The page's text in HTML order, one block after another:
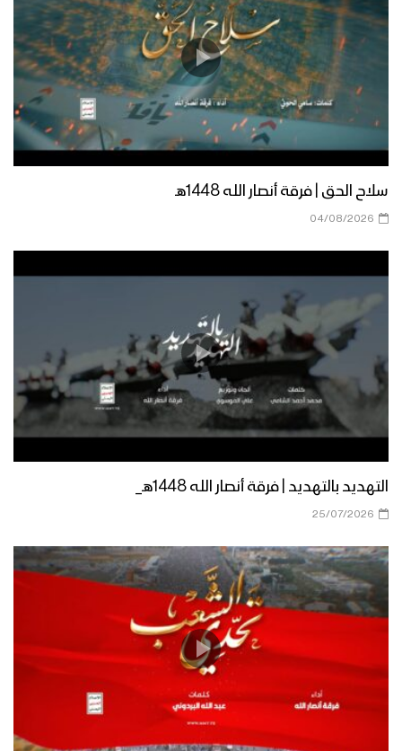
ميادين الجهاد – حلقة خاصة من جبهة جيزان
بمناسبة شهر رمضان المبارك والعام الثامن
من الصمود 1444هـ
زامل لك حياتي وموتي | عيسى الليث –
1444هـ
نجران – مقابلات مع المجاهدين المرابطين
في جبهة نجران بمناسبة شهر رمضان
المبارك
ميادين الجهاد – حلقة خاصة من الساحل
الغربي بمناسبة شهر رمضان المبارك والعام
ليلة القدر – القول السديد 1444هـ
جيزان – رسائل المجاهدين المرابطين في
جبهة جيزان بمناسبة شهر رمضان المبارك –
1444
نشيد ابتهالات تائب – فرقة الشهيد القائد
1444هـ
سلاح الحق | فرقة أنصار الله 1448هـ
04/08/2026
التهديد بالتهديد | فرقة أنصار الله 1448هـ_
25/07/2026